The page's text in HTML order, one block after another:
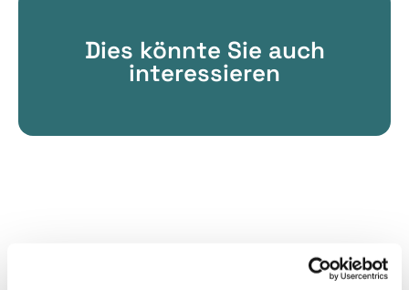
Dies könnte Sie auch
interessieren